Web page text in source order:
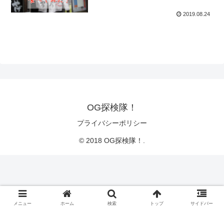
2019.08.24
OG探検隊！
プライバシーポリシー
© 2018 OG探検隊！.
メニュー ホーム 検索 トップ サイドバー